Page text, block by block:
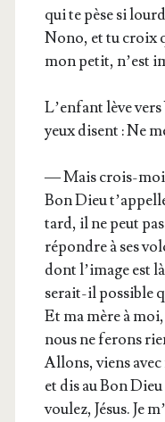
qui te pèse si
Nono, et tu croix
mon petit, n’est
L’enfant lève vers
yeux disent : Ne
— Mais crois-moi
Bon Dieu
tard, il ne peut
répondre à ses
dont l’image est
serait-il pos­sible
Et ma mère à
nous ne ferons
Allons, viens
et dis au Bon Dieu
vou­lez, Jésus. Je